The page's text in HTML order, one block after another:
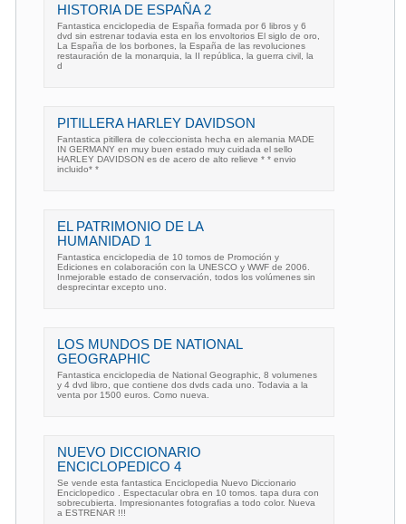
HISTORIA DE ESPAÑA 2
Fantastica enciclopedia de España formada por 6 libros y 6
dvd sin estrenar todavia esta en los envoltorios El siglo de oro,
La España de los borbones, la España de las revoluciones
restauración de la monarquia, la II república, la guerra civil, la
d
PITILLERA HARLEY DAVIDSON
Fantastica pitillera de coleccionista hecha en alemania MADE
IN GERMANY en muy buen estado muy cuidada el sello
HARLEY DAVIDSON es de acero de alto relieve * * envio
incluido* *
EL PATRIMONIO DE LA
HUMANIDAD 1
Fantastica enciclopedia de 10 tomos de Promoción y
Ediciones en colaboración con la UNESCO y WWF de 2006.
Inmejorable estado de conservación, todos los volúmenes sin
desprecintar excepto uno.
LOS MUNDOS DE NATIONAL
GEOGRAPHIC
Fantastica enciclopedia de National Geographic, 8 volumenes
y 4 dvd libro, que contiene dos dvds cada uno. Todavia a la
venta por 1500 euros. Como nueva.
NUEVO DICCIONARIO
ENCICLOPEDICO 4
Se vende esta fantastica Enciclopedia Nuevo Diccionario
Enciclopedico . Espectacular obra en 10 tomos. tapa dura con
sobrecubierta. Impresionantes fotografias a todo color. Nueva
a ESTRENAR !!!